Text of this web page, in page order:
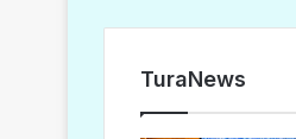
TuraNews